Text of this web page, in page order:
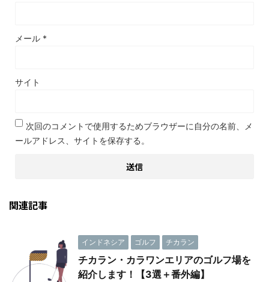
メール *
サイト
次回のコメントで使用するためブラウザーに自分の名前、メ
ールアドレス、サイトを保存する。
関連記事
インドネシア ゴルフ チカラン
チカラン・カラワンエリアのゴルフ場を
紹介します！【3選＋番外編】